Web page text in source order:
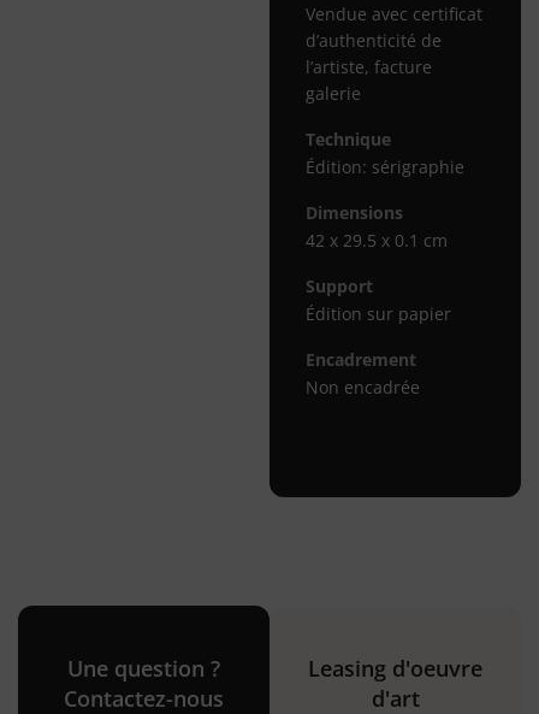
Vendue avec certificat
d’authenticité de
l’artiste, facture
galerie
Technique
Édition: sérigraphie
Dimensions
42 x 29.5 x 0.1 cm
Support
Édition sur papier
Encadrement
Non encadrée
Une question ?
Contactez-nous
Leasing d'oeuvre
d'art